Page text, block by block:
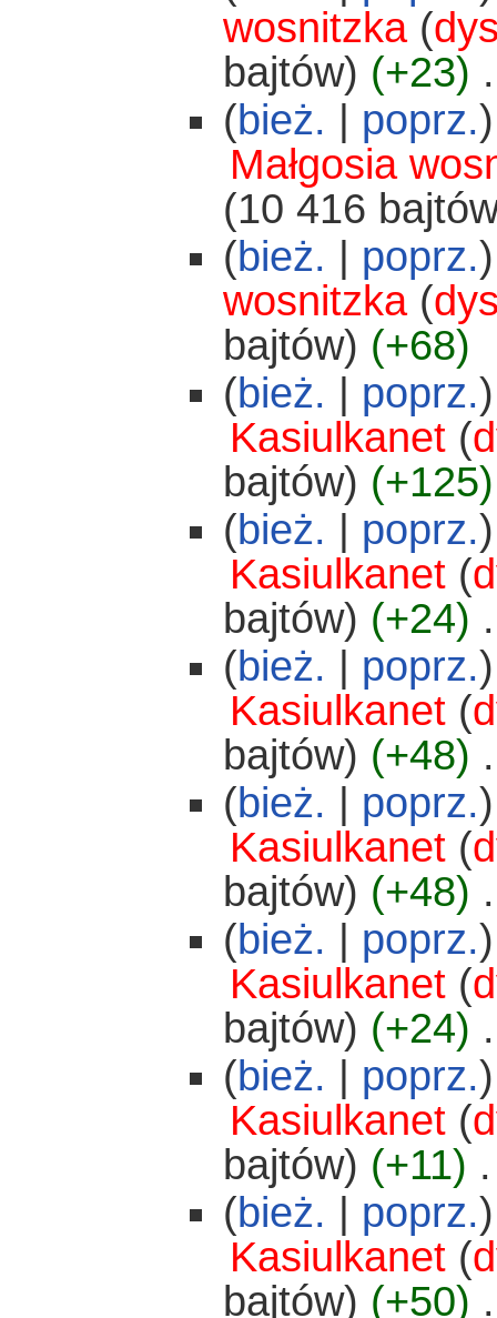
wosnitzka (
bajtów) (+23)
(bież. poprz.)
Małgosia
(10 416
(bież. poprz.)
wosnitzka (
bajtów) (+68)
(bież. poprz.)
Kasiulkanet (
bajtów) (+125)
(bież. poprz.)
Kasiulkanet (
bajtów) (+24)
(bież. poprz.)
Kasiulkanet (
bajtów) (+48)
(bież. poprz.)
Kasiulkanet (
bajtów) (+48)
(bież. poprz.)
Kasiulkanet (
bajtów) (+24)
(bież. poprz.)
Kasiulkanet (
bajtów) (+11)
(bież. poprz.)
Kasiulkanet (
bajtów) (+50)